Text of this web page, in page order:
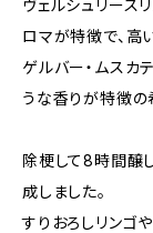
ヴェルシュリース
ロマが特徴で、高
ゲルバー・ムスカ
うな香りが特徴の
除梗して8時間醸
成しました。
すりおろしリンゴ